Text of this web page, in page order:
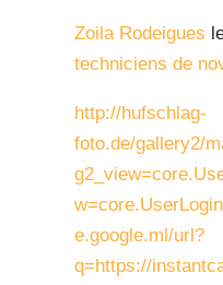
Zoila Rodeigues
techniciens de
http://hufschlag-
foto.de/gallery2/
e.google.ml/url?
q=https://